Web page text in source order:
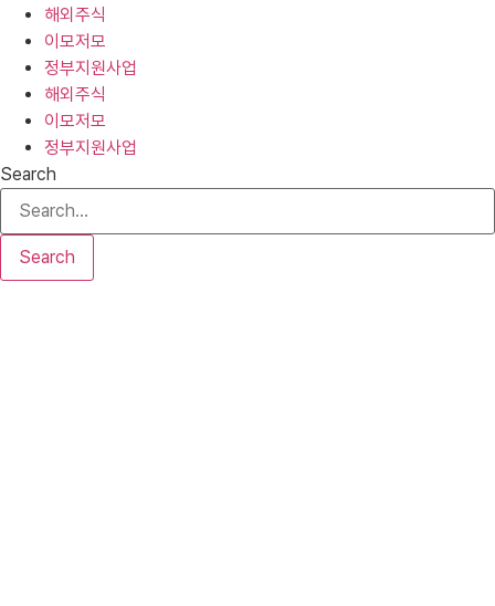
해외주식
이모저모
정부지원사업
해외주식
이모저모
정부지원사업
Search
Search